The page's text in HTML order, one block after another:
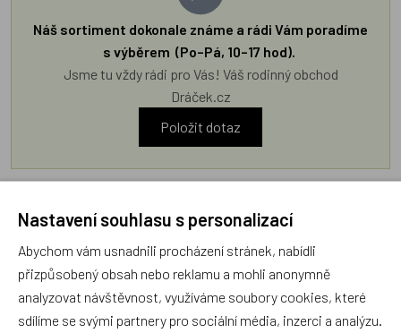
Náš sortiment dokonale známe a rádi Vám poradíme
s výběrem (Po–Pá, 10–17 hod).
Jsme tu vždy rádi pro Vás! Váš rodinný obchod
Dráček.cz
Položit dotaz
odrážejí výhradně názory a stanoviska zákazníků. Provozovatel
e-shopu Dráček.cz texty zákazníků předem neschvaluje ani
neověřuje.
Zatím zde nejsou žádné dotazy. Buďte první, kdo se zeptá!
Nastavení souhlasu s personalizací
Abychom vám usnadnili procházení stránek, nabídli
přizpůsobený obsah nebo reklamu a mohli anonymně
analyzovat návštěvnost, využíváme soubory cookies, které
sdílíme se svými partnery pro sociální média, inzerci a analýzu.